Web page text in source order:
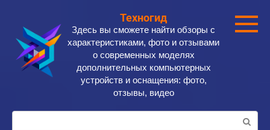
контенту
Техногид
Здесь вы сможете найти обзоры с
характеристиками, фото и отзывами
о современных моделях
дополнительных компьютерных
устройств и оснащения: фото,
отзывы, видео
Поиск: